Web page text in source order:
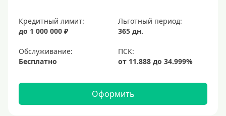
Кредитный лимит:
до 1 000 000 ₽
Льготный период:
365 дн.
Обслуживание:
Бесплатно
Оформить